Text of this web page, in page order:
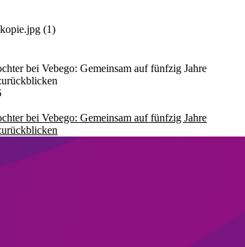
bei Vebego: Gemeinsam auf fünfzig Jahre
bei Vebego: Gemeinsam auf fünfzig Jahre